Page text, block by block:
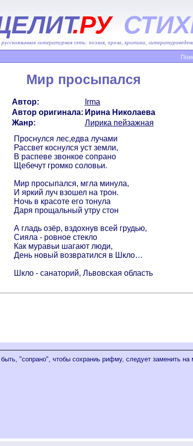
.РУ
литературная сеть: поэзия, проза, критика,
Мир просыпался
Автор:
Irma
Автор оригинала: Ирина Николаева
Жанр:
Лирика пейзажная
Проснулся лес,едва лучами
Рассвет коснулся уст земли,
В распеве звонкое сопрано
Щебечут громко соловьи.
Мир просыпался, мгла минула,
И яркий луч взошел на трон.
Ночь в красоте его тонула
Даря прощальный утру стон
А гладь озёр, вздохнув всей грудью,
Сияла - ровное стекло
Как муравьи шагают люди,
День новый возвратился в Шкло…
Шкло - санаторий, Львовская область
"сопрано", чтобы сохраниь рифму, следует заменить